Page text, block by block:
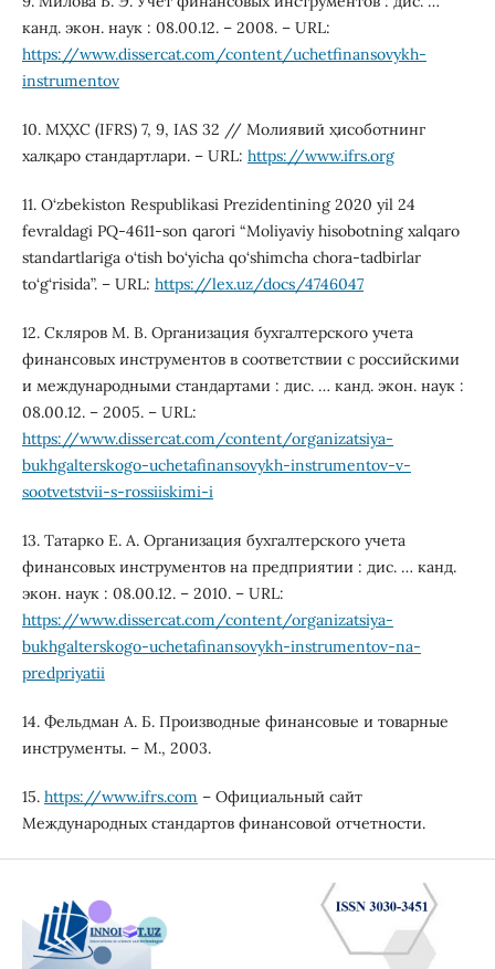
канд. экон. наук : 08.00.12. – 2008. – URL:
https://www.dissercat.com/content/uchetfinansovykh-
instrumentov
10. МҲХС (IFRS) 7, 9, IAS 32 // Молиявий ҳисоботнинг
халқаро стандартлари. – URL: https://www.ifrs.org
11. О‘zbekiston Respublikasi Prezidentining 2020 yil 24
fevraldagi PQ-4611-son qarori “Moliyaviy hisobotning xalqaro
standartlariga o‘tish bo‘yicha qo‘shimcha chora-tadbirlar
to‘g‘risida”. – URL: https://lex.uz/docs/4746047
12. Скляров М. В. Организация бухгалтерского учета
финансовых инструментов в соответствии с российскими
и международными стандартами : дис. … канд. экон. наук :
08.00.12. – 2005. – URL:
https://www.dissercat.com/content/organizatsiya-
bukhgalterskogo-uchetafinansovykh-instrumentov-v-
sootvetstvii-s-rossiiskimi-i
13. Татарко Е. А. Организация бухгалтерского учета
финансовых инструментов на предприятии : дис. … канд.
экон. наук : 08.00.12. – 2010. – URL:
https://www.dissercat.com/content/organizatsiya-
bukhgalterskogo-uchetafinansovykh-instrumentov-na-
predpriyatii
14. Фельдман А. Б. Производные финансовые и товарные
инструменты. – М., 2003.
15. https://www.ifrs.com – Официальный сайт
Международных стандартов финансовой отчетности.